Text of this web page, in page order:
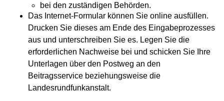
bei den zuständigen Behörden.
Das Internet-Formular können Sie online ausfüllen.
Drucken Sie dieses am Ende des Eingabeprozesses
aus und unterschreiben Sie es. Legen Sie die
erforderlichen Nachweise bei und schicken Sie Ihre
Unterlagen über den Postweg an den
Beitragsservice beziehungsweise die
Landesrundfunkanstalt.